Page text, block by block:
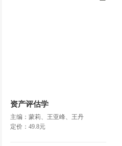
资产评估学
主编：蒙莉、王亚峰、王丹
定价：49.8元